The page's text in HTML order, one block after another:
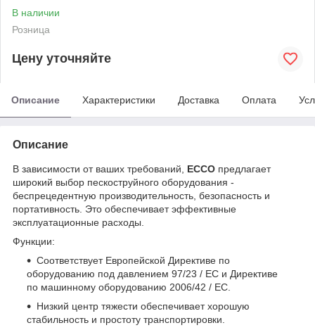
В наличии
Розница
Цену уточняйте
Описание Характеристики Доставка Оплата
Описание
В зависимости от ваших требований, ECCO предлагает
широкий выбор пескоструйного оборудования -
беспрецедентную производительность, безопасность и
портативность. Это обеспечивает эффективные
эксплуатационные расходы.
Функции:
Соответствует Европейской Директиве по
оборудованию под давлением 97/23 / EC и Директиве
по машинному оборудованию 2006/42 / EC.
Низкий центр тяжести обеспечивает хорошую
стабильность и простоту транспортировки.